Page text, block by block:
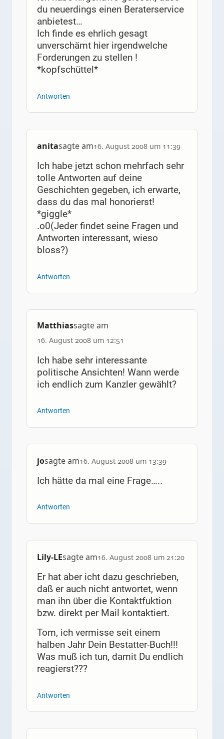
du neuerdings einen Beraterservice
anbietest…
Ich finde es ehrlich gesagt
unverschämt hier irgendwelche
Forderungen zu stellen !
*kopfschüttel*
Antworten
anitasagte am16. August 2008 um 11:39
Ich habe jetzt schon mehrfach sehr
tolle Antworten auf deine
Geschichten gegeben, ich erwarte,
dass du das mal honorierst!
*giggle*
.o0(Jeder findet seine Fragen und
Antworten interessant, wieso
bloss?)
Antworten
Matthiassagte am
16. August 2008 um 12:51
Ich habe sehr interessante
politische Ansichten! Wann werde
ich endlich zum Kanzler gewählt?
Antworten
josagte am16. August 2008 um 13:39
Ich hätte da mal eine Frage…..
Antworten
Lily-LEsagte am16. August 2008 um 21:20
Er hat aber icht dazu geschrieben,
daß er auch nicht antwortet, wenn
man ihn über die Kontaktfuktion
bzw. direkt per Mail kontaktiert.
Tom, ich vermisse seit einem
halben Jahr Dein Bestatter-Buch!!!
Was muß ich tun, damit Du endlich
reagierst???
Antworten